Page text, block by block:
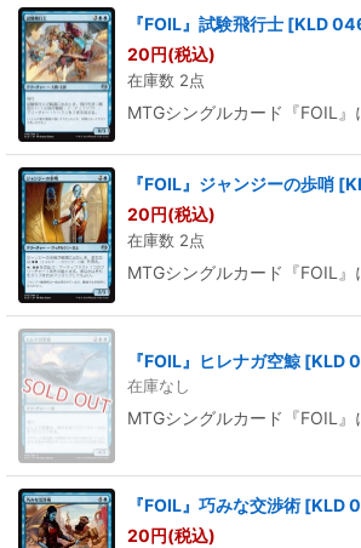
『FOIL』試験飛行士 [KLD
20円(税込)
在庫数 2点
MTGシングルカード『FOIL』
『FOIL』ジャンジーの歩哨 [
20円(税込)
在庫数 2点
MTGシングルカード『FOIL』
『FOIL』ヒレナガ空鯨 [KLD
在庫なし
MTGシングルカード『FOIL』
『FOIL』巧みな交渉術 [KLD
20円(税込)